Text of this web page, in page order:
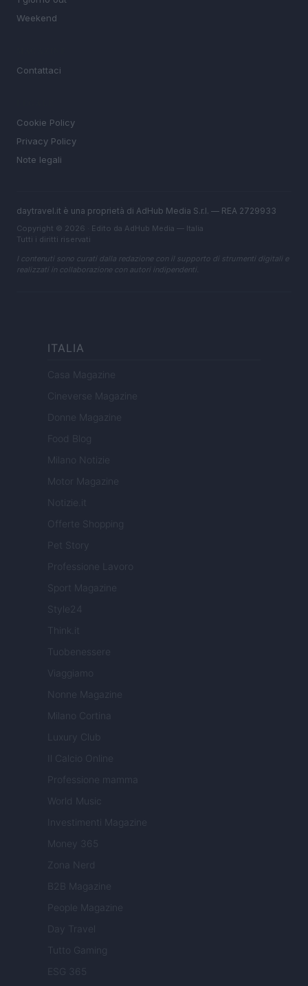
Weekend
Contattaci
Cookie Policy
Privacy Policy
Note legali
daytravel.it è una proprietà di AdHub Media S.r.l. — REA 2729933
Copyright © 2026 · Edito da AdHub Media — Italia
Tutti i diritti riservati
I contenuti sono curati dalla redazione con il supporto di strumenti digitali e
realizzati in collaborazione con autori indipendenti.
ITALIA
Casa Magazine
Cineverse Magazine
Donne Magazine
Food Blog
Milano Notizie
Motor Magazine
Notizie.it
Offerte Shopping
Pet Story
Professione Lavoro
Sport Magazine
Style24
Think.it
Tuobenessere
Viaggiamo
Nonne Magazine
Milano Cortina
Luxury Club
Il Calcio Online
Professione mamma
World Music
Investimenti Magazine
Money 365
Zona Nerd
B2B Magazine
People Magazine
Day Travel
Tutto Gaming
ESG 365